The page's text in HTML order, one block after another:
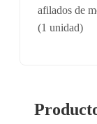
afilados de
(1 unidad)